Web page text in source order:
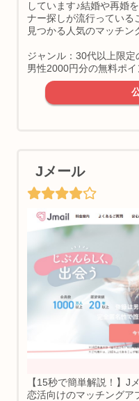
しています♪結婚や再婚
ナー探しが流行っている
見つかる人気のマッチン
ジャンル：30代以上限
男性2000円分の無料ポイ
Jメール
【15秒で簡単解説！】J
恋活向けのマッチングア